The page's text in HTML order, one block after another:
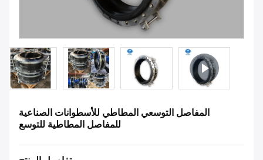
المفاصل التوسعي المطاطي للأسطوانات الصناعية
للمفاصل المطاطية للتوسع